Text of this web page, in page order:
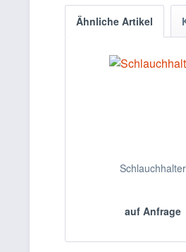
Ähnliche Artikel
Schlauchhalter
auf Anfrage